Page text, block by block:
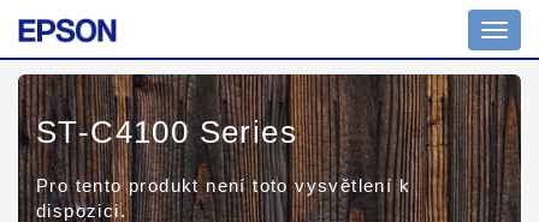
ST-C4100 Series
Pro tento produkt není toto vysvětlení k
dispozici.